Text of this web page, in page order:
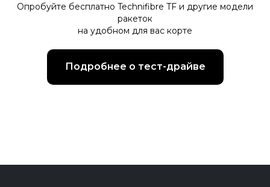
Опробуйте бесплатно Technifibre TF и другие модели
ракеток
на удобном для вас корте
Подробнее о тест-драйве